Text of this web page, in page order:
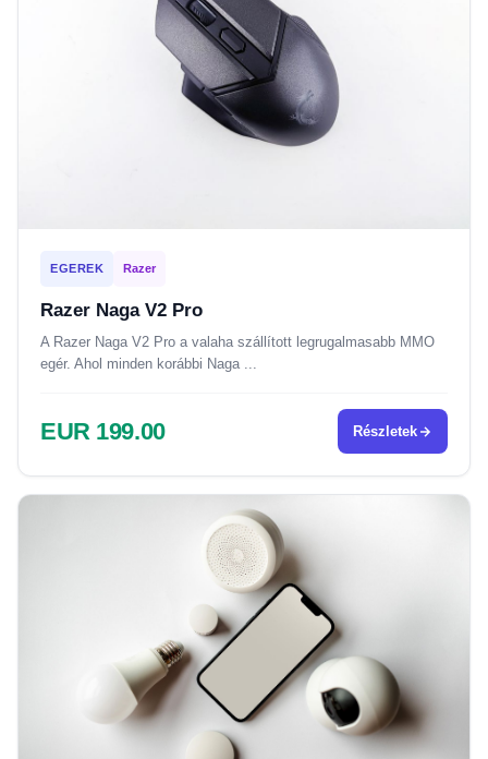
EGEREK Razer
Razer Naga V2 Pro
A Razer Naga V2 Pro a valaha szállított legrugalmasabb MMO
egér. Ahol minden korábbi Naga ...
EUR 199.00 Részletek